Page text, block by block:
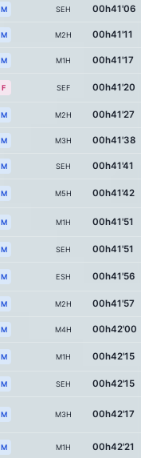
M SEH 00h41'06
M M2H 00h41'11
M M1H 00h41'17
F SEF 00h41'20
M M2H 00h41'27
M M3H 00h41'38
M SEH 00h41'41
M M5H 00h41'42
M M1H 00h41'51
M SEH 00h41'51
M ESH 00h41'56
M M2H 00h41'57
M M4H 00h42'00
M M1H 00h42'15
M SEH 00h42'15
M M3H 00h42'17
M M1H 00h42'21